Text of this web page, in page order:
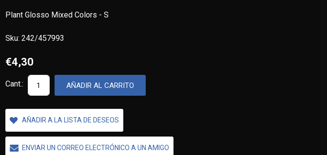
Plant Glosso Mixed Colors - S
Sku: 242/457993
€4,30
Cant.: AÑADIR AL CARRITO
AÑADIR A LA LISTA DE DESEOS
ENVIAR UN CORREO ELECTRÓNICO A UN AMIGO